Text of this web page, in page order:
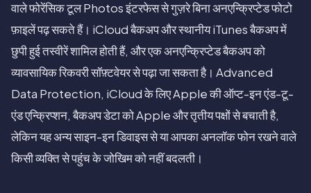
वाले फोरेंसिक टूल Photos इंटरफेस से गुज़रे बिना अनएन्क्रिप्टेड फोटो
फ़ाइलें पढ़ सकते हैं। iCloud बैकअप और स्थानीय iTunes बैकअप में
छुपी हुई तस्वीरें शामिल होती हैं, और एक अनएन्क्रिप्टेड बैकअप को
व्यावसायिक रिकवरी सॉफ़्टवेयर से पढ़ा जा सकता है। Advanced
Data Protection, iCloud के लिए Apple की ऑप्ट-इन एंड-टू-
एंड एन्क्रिप्शन, बैकअप डेटा को Apple और तृतीय पक्षों से बचाती है,
लेकिन यह अन्य साइन-इन डिवाइस से या आपका अनलॉक फोन रखने वाले
किसी व्यक्ति से पहुंच के जोखिम को नहीं बदलती।